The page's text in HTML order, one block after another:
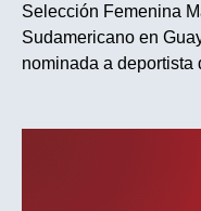
Selección Femenina
Sudamericano en
nominada a deportista